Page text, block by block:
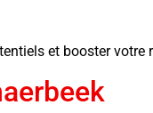
et booster votre